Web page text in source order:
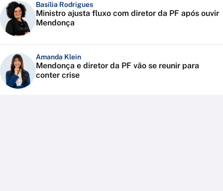
Basília Rodrigues
Ministro ajusta fluxo com diretor da PF após ouvir
Mendonça
Amanda Klein
Mendonça e diretor da PF vão se reunir para
conter crise